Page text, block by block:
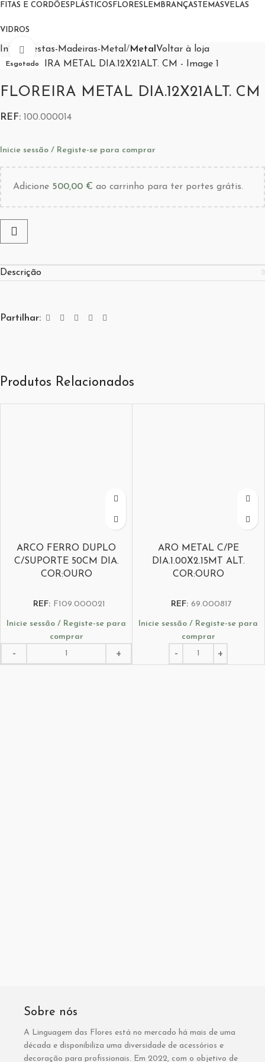
FITAS E CORDÕES PLÁSTICOS FLORES LEMBRANÇASTEMASVELAS
VIDROS
Início Cestas-Madeiras-Metal Metal Voltar à loja
Esgotado
Aumentar Imagem
FLOREIRA METAL DIA.12X21ALT. CM
REF: 100.000014
Inicie sessão / Registe-se para comprar
Adicione 500,00 € ao carrinho para ter portes grátis.
Descrição
Partilhar:
Produtos Relacionados
ARCO FERRO DUPLO
C/SUPORTE 50CM DIA.
COR:OURO
REF: F109.000021
Inicie sessão / Registe-se para
comprar
ARO METAL C/PE
DIA.1.00X2.15MT ALT.
COR:OURO
REF: 69.000817
Inicie sessão / Registe-se para
comprar
Sobre nós
A Linguagem das Flores está no mercado há mais de uma
década e disponibiliza uma diversidade de acessórios e
decoração para profissionais. Em 2022, com o objetivo de